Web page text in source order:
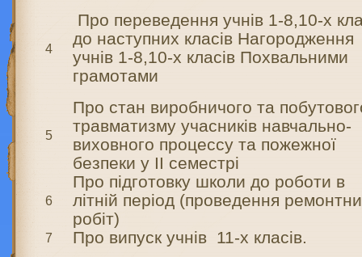
4
Про переведення учнів 1-8,10-х
до наступних класів Нагородження
учнів 1-8,10-х класів Похвальними
грамотами
5
Про стан виробничого та
травматизму учасників навчально-
виховного процессу та пожежної
безпеки у ІІ семестрі
6
Про підготовку школи до роботи в
літній період (проведення
робіт)
7 Про випуск учнів 11-х класів.